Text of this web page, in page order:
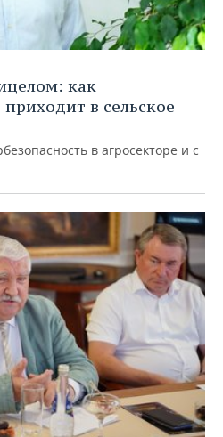
как
в сельское
в агросекторе и с